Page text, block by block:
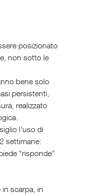
posizionato
non sotto le
bene solo
persistenti,
realizzato
l’uso di
settimane:
“risponde”
scarpa, in